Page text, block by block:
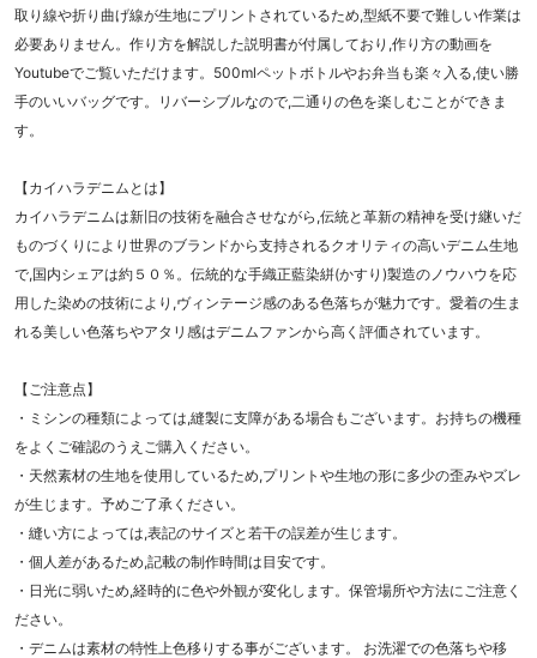
取り線や折り曲げ線が生地にプリントされているため,型紙不要で難しい作業は
必要ありません。作り方を解説した説明書が付属しており,作り方の動画を
Youtubeでご覧いただけます。500mlペットボトルやお弁当も楽々入る,使い勝
手のいいバッグです。リバーシブルなので,二通りの色を楽しむことができま
す。
【カイハラデニムとは】
カイハラデニムは新旧の技術を融合させながら,伝統と革新の精神を受け継いだ
ものづくりにより世界のブランドから支持されるクオリティの高いデニム生地
で,国内シェアは約５０％。伝統的な手織正藍染絣(かすり)製造のノウハウを応
用した染めの技術により,ヴィンテージ感のある色落ちが魅力です。愛着の生ま
れる美しい色落ちやアタリ感はデニムファンから高く評価されています。
【ご注意点】
・ミシンの種類によっては,縫製に支障がある場合もございます。お持ちの機種
をよくご確認のうえご購入ください。
・天然素材の生地を使用しているため,プリントや生地の形に多少の歪みやズレ
が生じます。予めご了承ください。
・縫い方によっては,表記のサイズと若干の誤差が生じます。
・個人差があるため,記載の制作時間は目安です。
・日光に弱いため,経時的に色や外観が変化します。保管場所や方法にご注意く
ださい。
・デニムは素材の特性上色移りする事がございます。 お洗濯での色落ちや移